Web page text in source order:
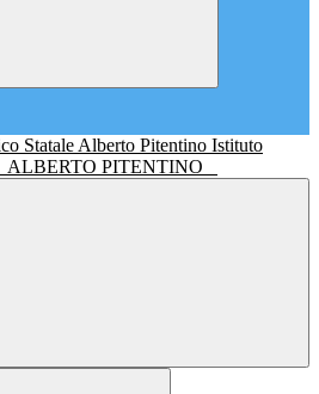
Istituto
ALBERTO PITENTINO